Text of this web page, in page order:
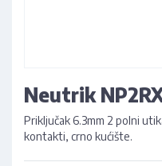
Neutrik
Priključak 6.3mm 2 polni
kontakti, crno kućište.